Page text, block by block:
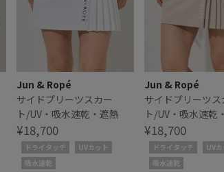
Jun & Ropé
サイドプリーツスカー
ト/UV・吸水速乾・遮熱
¥18,700
ドライタッチ
UVカット
吸水速乾
Jun & Ropé
サイドプリーツス
ト/UV・吸水速乾
¥18,700
ドライタッチ
UVカ
吸水速乾